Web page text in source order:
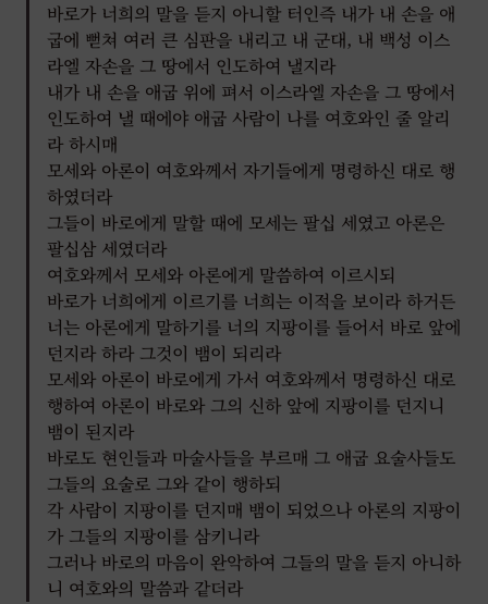
바로가 너희의 말을 듣지 아니할 터인즉 내가 내 손을 애
굽에 뻗쳐 여러 큰 심판을 내리고 내 군대, 내 백성 이스
라엘 자손을 그 땅에서 인도하여 낼지라
내가 내 손을 애굽 위에 펴서 이스라엘 자손을 그 땅에서
인도하여 낼 때에야 애굽 사람이 나를 여호와인 줄 알리
라 하시매
모세와 아론이 여호와께서 자기들에게 명령하신 대로 행
하였더라
그들이 바로에게 말할 때에 모세는 팔십 세였고 아론은
팔십삼 세였더라
여호와께서 모세와 아론에게 말씀하여 이르시되
바로가 너희에게 이르기를 너희는 이적을 보이라 하거든
너는 아론에게 말하기를 너의 지팡이를 들어서 바로 앞에
던지라 하라 그것이 뱀이 되리라
모세와 아론이 바로에게 가서 여호와께서 명령하신 대로
행하여 아론이 바로와 그의 신하 앞에 지팡이를 던지니
뱀이 된지라
바로도 현인들과 마술사들을 부르매 그 애굽 요술사들도
그들의 요술로 그와 같이 행하되
각 사람이 지팡이를 던지매 뱀이 되었으나 아론의 지팡이
가 그들의 지팡이를 삼키니라
그러나 바로의 마음이 완악하여 그들의 말을 듣지 아니하
니 여호와의 말씀과 같더라